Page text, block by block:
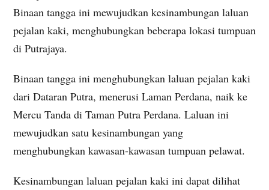
Binaan tangga ini mewujudkan kesinambungan laluan
pejalan kaki, menghubungkan beberapa lokasi tumpuan
di Putrajaya.
Binaan tangga ini menghubungkan laluan pejalan kaki
dari Dataran Putra, menerusi Laman Perdana, naik ke
Mercu Tanda di Taman Putra Perdana. Laluan ini
mewujudkan satu kesinambungan yang
menghubungkan kawasan-kawasan tumpuan pelawat.
Kesinambungan laluan pejalan kaki ini dapat dilihat